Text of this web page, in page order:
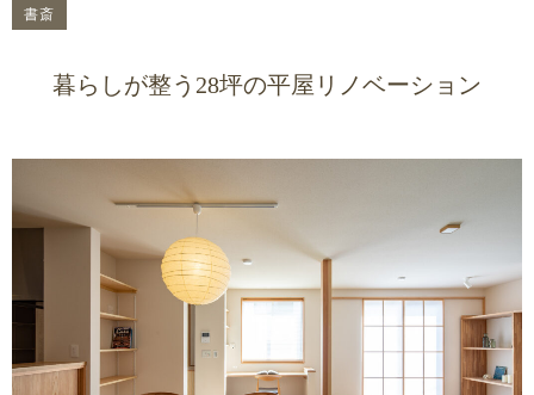
書斎
暮らしが整う28坪の平屋リノベーション